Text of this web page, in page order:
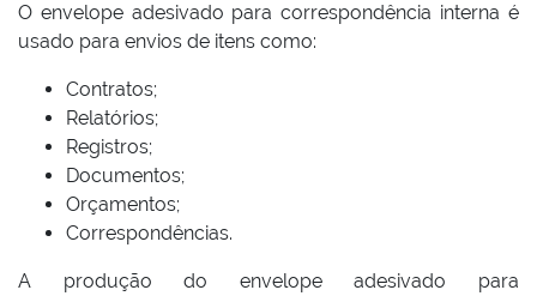
O envelope adesivado para correspondência interna é
usado para envios de itens como:
Contratos;
Relatórios;
Registros;
Documentos;
Orçamentos;
Correspondências.
A produção do envelope adesivado para